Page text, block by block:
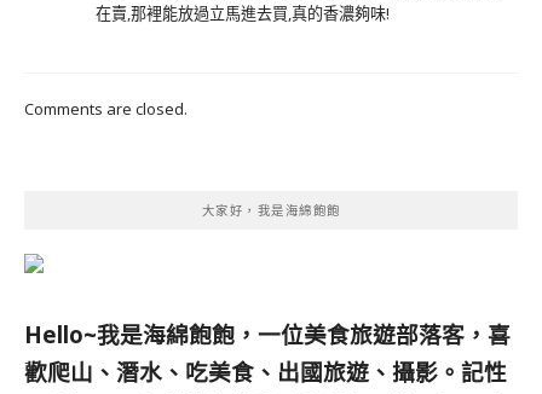
在賣,那裡能放過立馬進去買,真的香濃夠味!
Comments are closed.
大家好，我是海綿飽飽
Hello~我是海綿飽飽，一位美食旅遊部落客， 喜
歡爬山、潛水、吃美食、出國旅遊、攝影。 記性